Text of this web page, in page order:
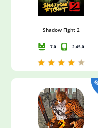
Shadow Fight 2
7.0 2.45.0